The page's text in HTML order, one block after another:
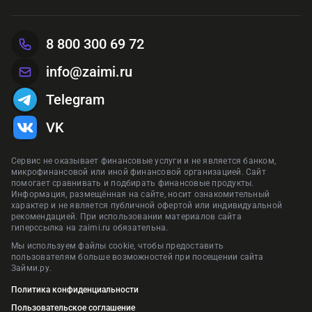
сайте zaimi.ru. Обновлено: 28 июня 2026
сайте zaimi.ru. Обновлено: 16 марта 2026
сайте zaimi.ru. Обновлено: 28 июня 2026
Предложения сформированы на основании отзывов и рейтинга на
Сервис не оказывает финансовые услуги и не является банком,
микрофинансовой или иной финансовой организацией. Сайт
помогает сравнивать и подбирать финансовые продукты.
Информация, размещённая на сайте, носит ознакомительный
характер и не является публичной офертой или индивидуальной
рекомендацией. При использовании материалов сайта
гиперссылка на zaimi.ru обязательна.
Мы используем файлы cookie, чтобы предоставить
пользователям больше возможностей при посещении сайта
Займи.ру.
Политика конфиденциальности
Пользовательское соглашение
8 800 300 69 72
info@zaimi.ru
Telegram
VK